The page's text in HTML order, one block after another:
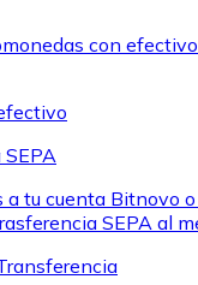
con
tu cuenta Bitnovo
SEPA al